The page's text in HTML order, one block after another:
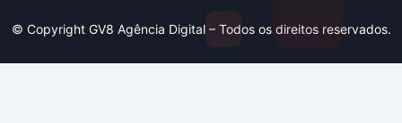
© Copyright GV8 Agência Digital – Todos os direitos reservados.